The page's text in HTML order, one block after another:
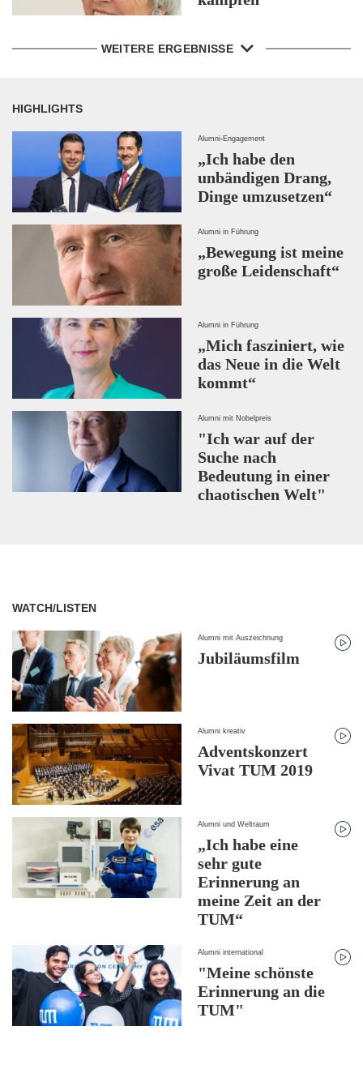
WEITERE ERGEBNISSE
HIGHLIGHTS
Alumni-Engagement
„Ich habe den
unbändigen Drang,
Dinge umzusetzen“
Alumni in Führung
„Bewegung ist meine
große Leidenschaft“
Alumni in Führung
„Mich fasziniert, wie
das Neue in die Welt
kommt“
Alumni mit Nobelpreis
"Ich war auf der
Suche nach
Bedeutung in einer
chaotischen Welt"
WATCH/LISTEN
Alumni mit Auszeichnung
Jubiläumsfilm
Alumni kreativ
Adventskonzert
Vivat TUM 2019
Alumni und Weltraum
„Ich habe eine
sehr gute
Erinnerung an
meine Zeit an der
TUM“
Alumni international
"Meine schönste
Erinnerung an die
TUM"